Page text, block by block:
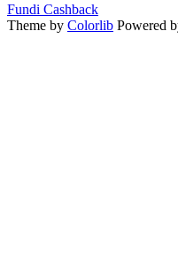
Fundi Cashback
Theme by Colorlib Powered